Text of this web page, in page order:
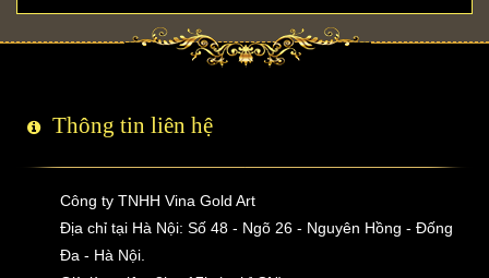
Thông tin liên hệ
Công ty TNHH Vina Gold Art
Địa chỉ tại Hà Nội: Số 48 - Ngõ 26 - Nguyên Hồng - Đống
Đa - Hà Nội.